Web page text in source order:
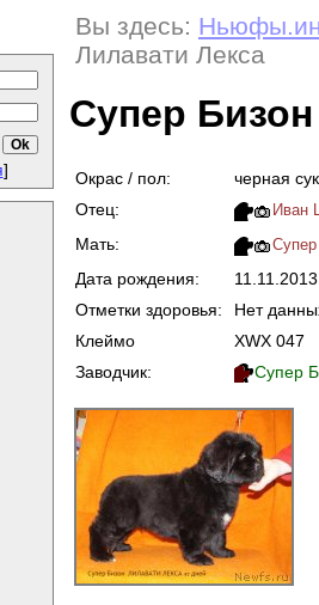
]
Вы здесь:
Лилавати Лекса
Супер
Окрас / пол:
черная
Отец:
Иван
Мать:
Дата рождения:
Отметки здоровья:
Нет
Клеймо
XWX 047
Заводчик:
Супер